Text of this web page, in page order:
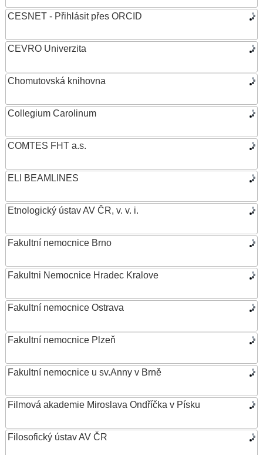
CESNET - Přihlásit přes ORCID
CEVRO Univerzita
Chomutovská knihovna
Collegium Carolinum
COMTES FHT a.s.
ELI BEAMLINES
Etnologický ústav AV ČR, v. v. i.
Fakultní nemocnice Brno
Fakultni Nemocnice Hradec Kralove
Fakultní nemocnice Ostrava
Fakultní nemocnice Plzeň
Fakultní nemocnice u sv.Anny v Brně
Filmová akademie Miroslava Ondříčka v Písku
Filosofický ústav AV ČR